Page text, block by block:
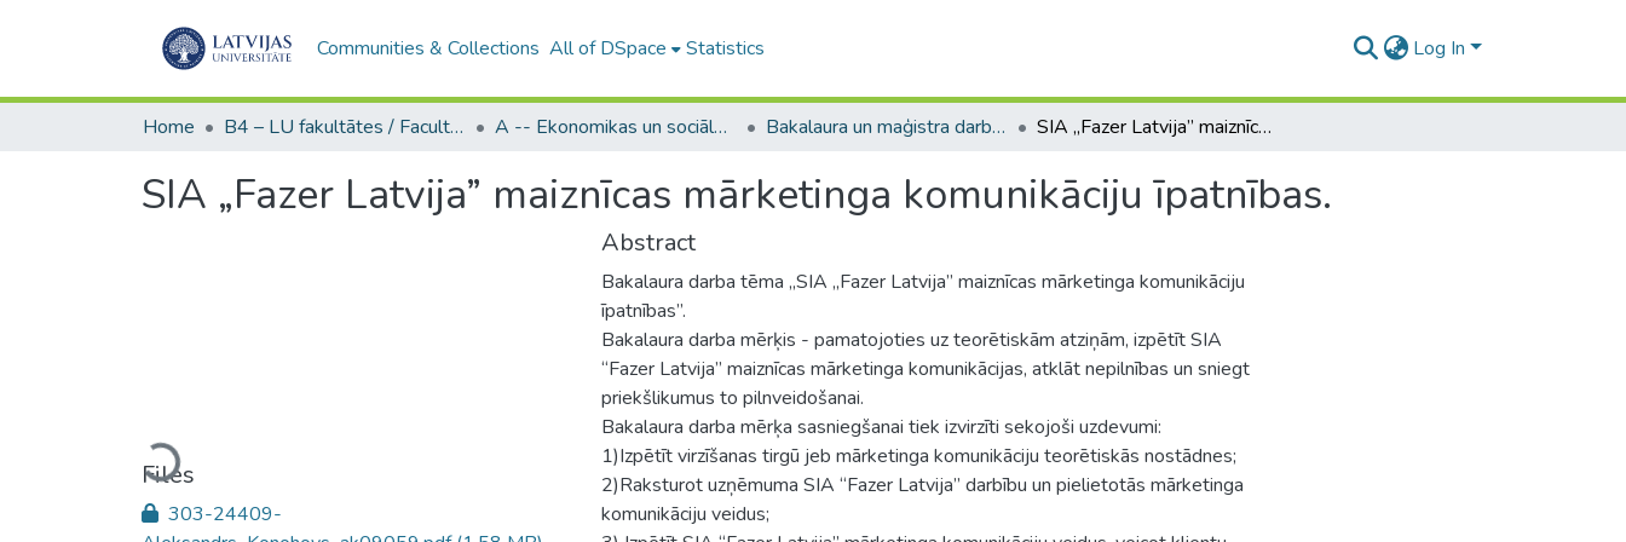
Communities & Collections All of DSpace Statistics Log In
Home B4 – LU fakultātes / Faculties of the UL A -- Ekonomikas un sociālo zinātņu fakultāte / Faculty of Economics and Social Sciences Bakalaura un maģistra darbi (ESZF) / Bachelor's and Master's theses SIA „Fazer Latvija” maiznīcas mārketinga komunikāciju īpatnības.
SIA „Fazer Latvija” maiznīcas mārketinga komunikāciju īpatnības.
Loading...
Files
303-24409-
Abstract
Bakalaura darba tēma „SIA „Fazer Latvija” maiznīcas mārketinga komunikāciju
īpatnības”.
Bakalaura darba mērķis - pamatojoties uz teorētiskām atziņām, izpētīt SIA
“Fazer Latvija” maiznīcas mārketinga komunikācijas, atklāt nepilnības un sniegt
priekšlikumus to pilnveidošanai.
Bakalaura darba mērķa sasniegšanai tiek izvirzīti sekojoši uzdevumi:
1)Izpētīt virzīšanas tirgū jeb mārketinga komunikāciju teorētiskās nostādnes;
2)Raksturot uzņēmuma SIA “Fazer Latvija” darbību un pielietotās mārketinga
komunikāciju veidus;